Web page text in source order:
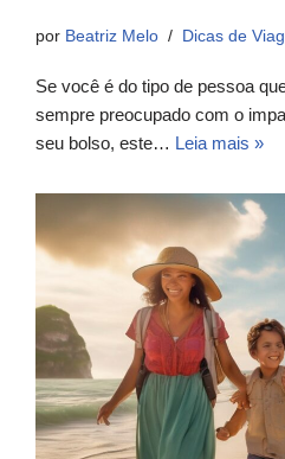
por Beatriz Melo Dicas de
Se você é do tipo de pessoa
sempre preocupado com o
seu bolso, este… Leia mais »